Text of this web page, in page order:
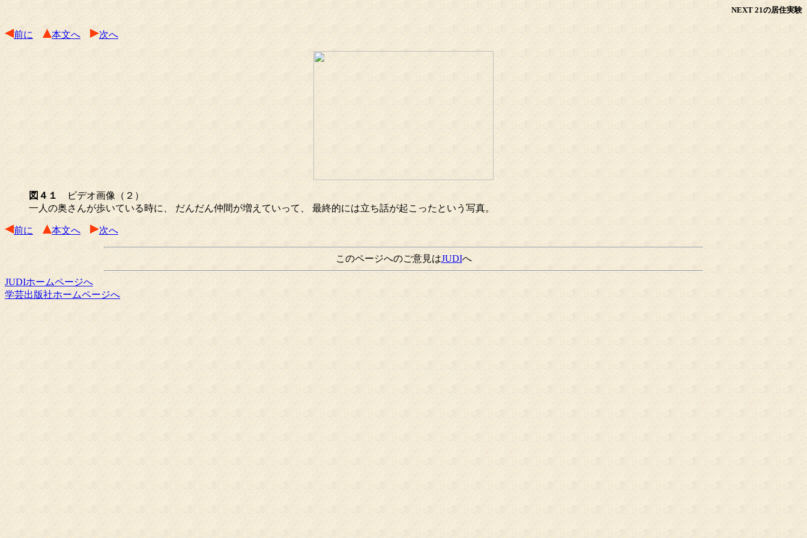
NEXT 21の居住実験
前に 本文へ 次へ
図４１
ビデオ画像（２）
一人の奥さんが歩いている時に、 だんだん仲間が増えていって、 最終的には立ち話が起こったという写真。
前に 本文へ 次へ
このページへのご意見はJUDIへ
JUDIホームページへ
学芸出版社ホームページへ